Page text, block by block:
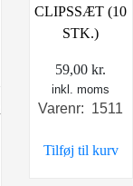
CLIPSSÆT (10
STK.)
59,00kr.
inkl. moms
Varenr: 1511
Tilføj til kurv